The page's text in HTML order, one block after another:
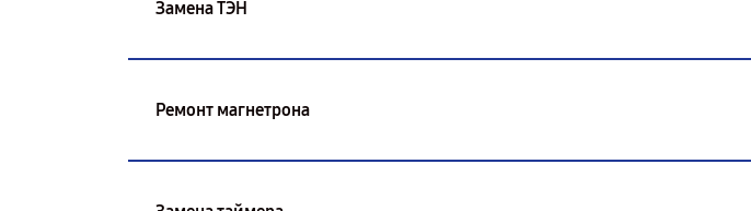
Замена ТЭН
Ремонт магнетрона